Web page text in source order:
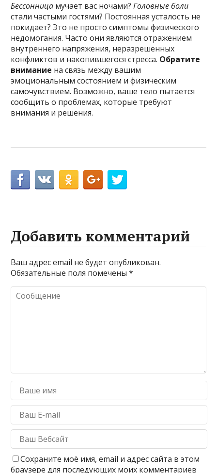
Бессонница мучает вас ночами?Головные боли
стали частыми гостями? Постоянная усталость не
покидает? Это не просто симптомы физического
недомогания. Часто они являются отражением
внутреннего напряжения, неразрешенных
конфликтов и накопившегося стресса. Обратите
внимание на связь между вашим
эмоциональным состоянием и физическим
самочувствием. Возможно, ваше тело пытается
сообщить о проблемах, которые требуют
внимания и решения.
Добавить комментарий
Ваш адрес email не будет опубликован.
Обязательные поля помечены*
Сохраните моё имя, email и адрес сайта в этом
браузере для последующих моих комментариев